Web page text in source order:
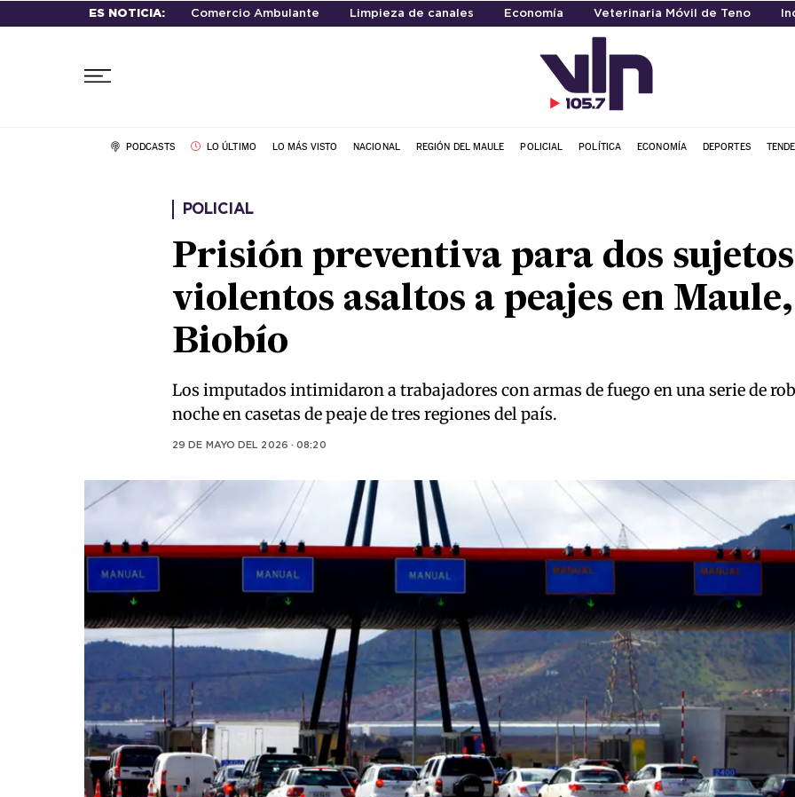
ES NOTICIA: Comercio Ambulante Limpieza de canales Economía Veterinaria Móvil de Teno
PODCASTS LO ÚLTIMO LO MÁS VISTO NACIONAL REGIÓN DEL MAULE POLICIAL POLÍTICA ECONOMÍA DEPORTES
POLICIAL
Prisión preventiva para dos sujetos
violentos asaltos a peajes en
Biobío
Los imputados intimidaron a trabajadores con armas de fuego en una serie de
noche en casetas de peaje de tres regiones del país.
29 DE MAYO DEL 2026 · 08:20